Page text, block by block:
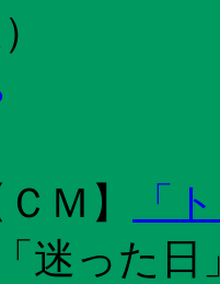
ＣＭ 】
「
迷った